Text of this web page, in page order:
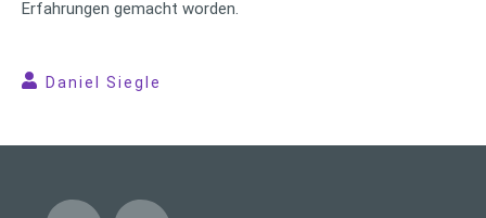
Erfahrungen gemacht worden.
Daniel Siegle